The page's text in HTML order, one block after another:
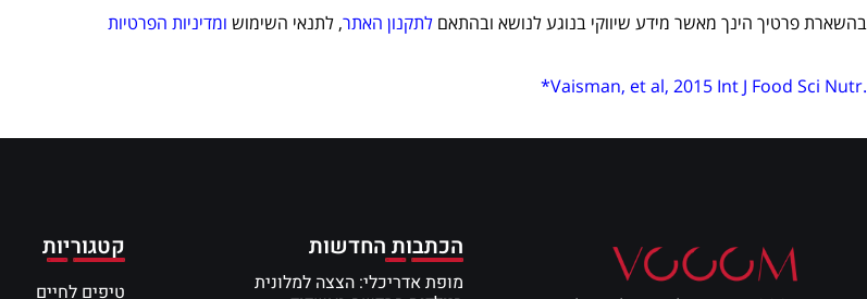
בהשארת פרטיך הינך מאשר מידע שיווקי בנוגע לנושא ובהתאם לתקנון האתר, לתנאי השימוש ומדיניות הפרטיות
.Vaisman, et al, 2015 Int J Food Sci Nutr*
הכתבות החדשות
מופת אדריכלי: הצצה למלונית
קטגוריות
טיפים לחיים